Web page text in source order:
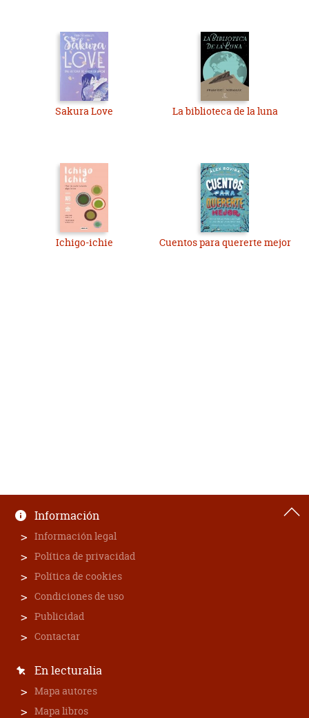
Sakura Love La biblioteca de la luna
Ichigo-ichie Cuentos para quererte mejor
Información
Información legal
Política de privacidad
Política de cookies
Condiciones de uso
Publicidad
Contactar
En lecturalia
Mapa autores
Mapa libros